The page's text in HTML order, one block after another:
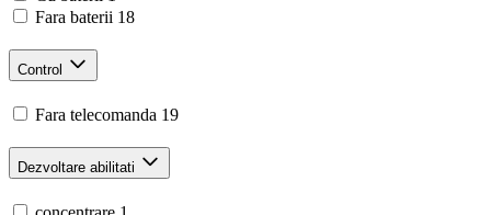
Fara baterii 18
Control
Fara telecomanda 19
Dezvoltare abilitati